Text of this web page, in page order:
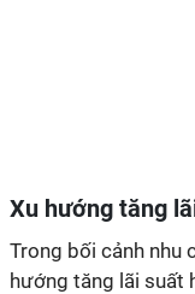
Xu hướng tăng
Trong bối cảnh nhu
hướng tăng lãi suất